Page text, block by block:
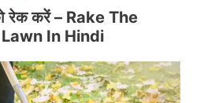
रेक करें – Rake The
In Hindi